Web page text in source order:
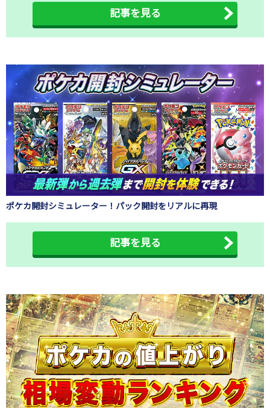
記事を見る
ポケカ開封シミュレーター！パック開封をリアルに再現
記事を見る